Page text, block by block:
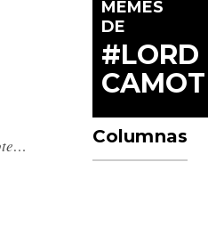
MEMES
DE
#LORD
Columnas